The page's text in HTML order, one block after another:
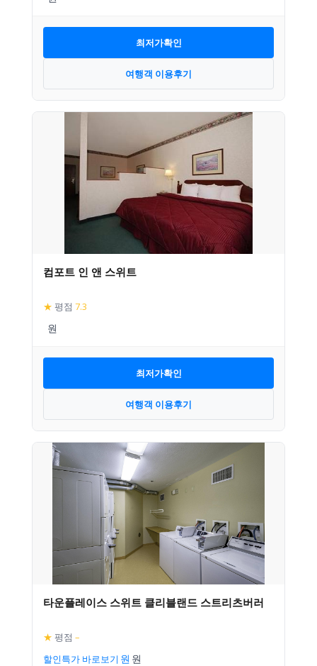
최저가확인
여행객 이용후기
컴포트 인 앤 스위트
★ 평점 7.3
최저가확인
여행객 이용후기
타운플레이스 스위트 클리블랜드 스트리츠버러
★ 평점 –
할인특가 바로보기